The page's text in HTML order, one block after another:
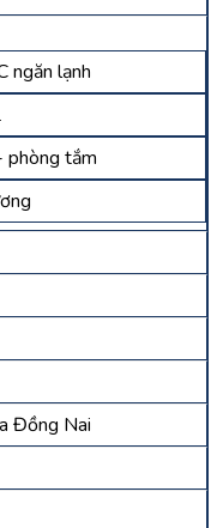
ngăn lạnh
phòng tắm
Đồng Nai